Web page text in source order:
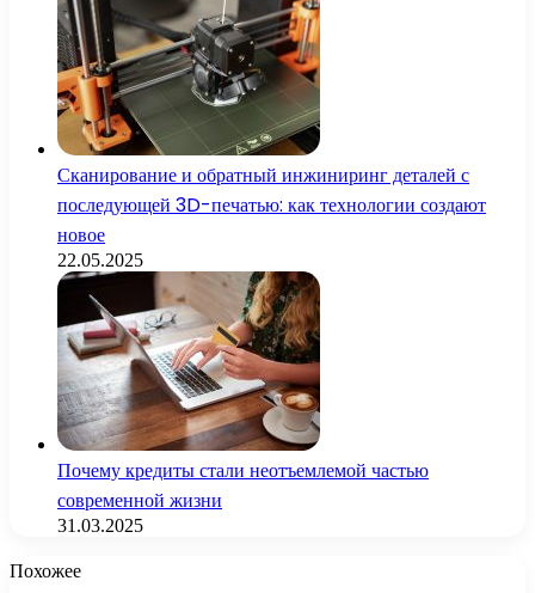
Сканирование и обратный инжиниринг деталей с
последующей 3D-печатью: как технологии создают
новое
22.05.2025
Почему кредиты стали неотъемлемой частью
современной жизни
31.03.2025
Похожее